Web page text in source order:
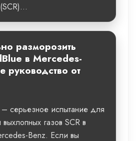
разморозить
в Mercedes-
руководство от
серьезное испытание для
газов SCR в
Benz. Если вы